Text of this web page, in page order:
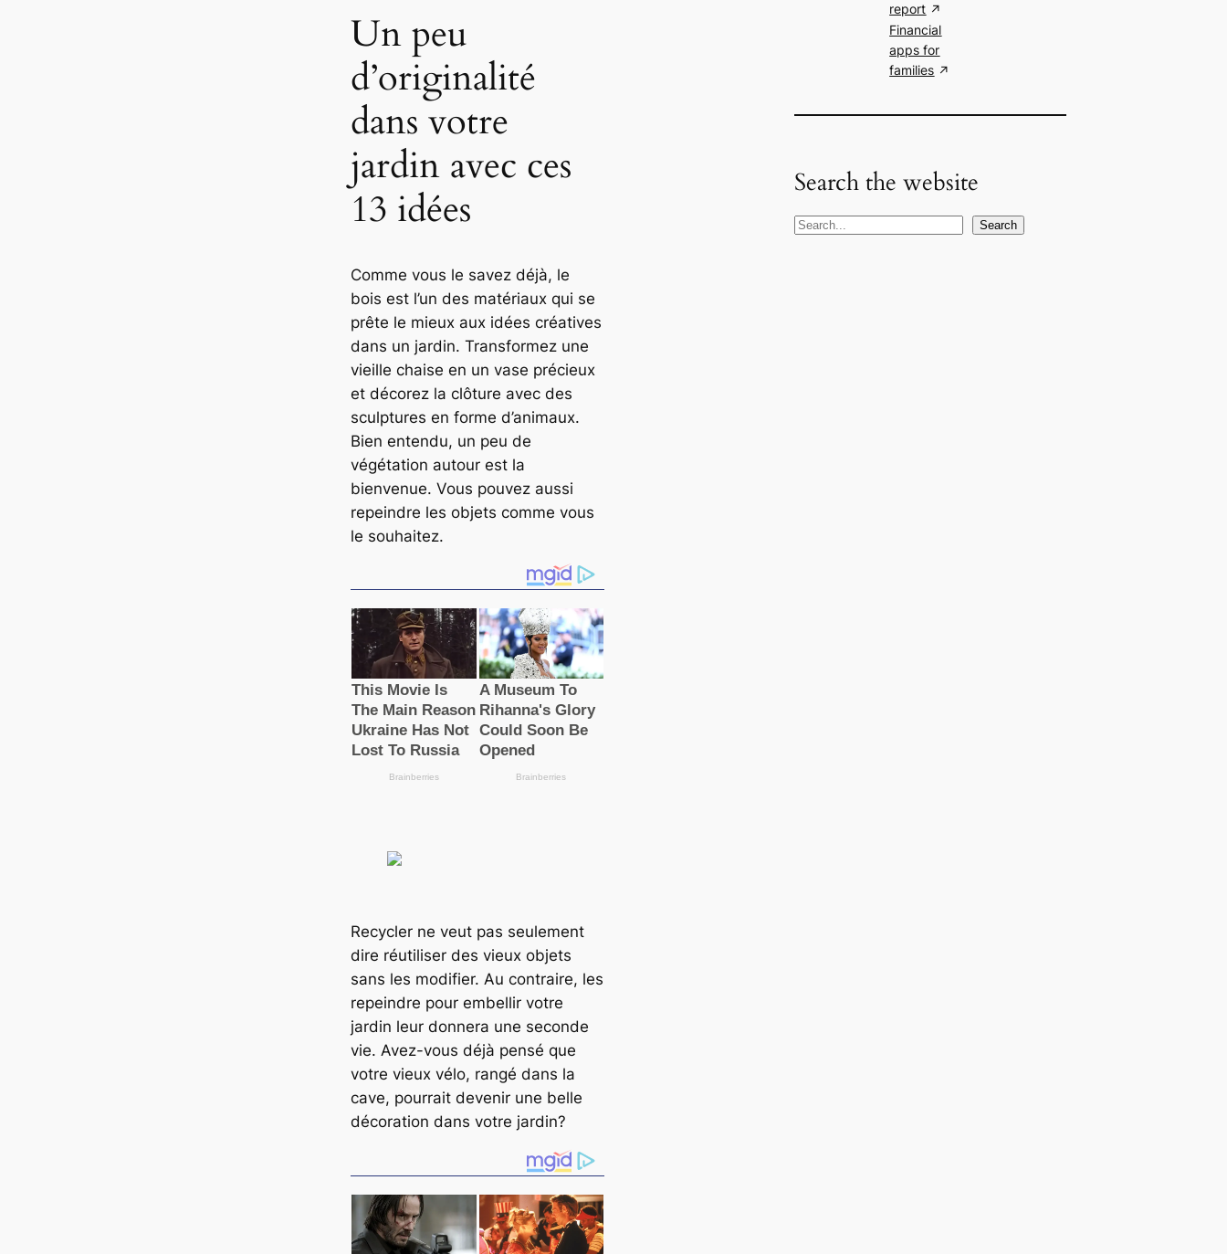
Un peu
d’originalité
dans votre
jardin avec ces
13 idées
Comme vous le savez déjà, le
bois est l’un des matériaux qui se
prête le mieux aux idées créatives
dans un jardin. Transformez une
vieille chaise en un vase précieux
et décorez la clôture avec des
sculptures en forme d’animaux.
Bien entendu, un peu de
végétation autour est la
bienvenue. Vous pouvez aussi
repeindre les objets comme vous
le souhaitez.
Recycler ne veut pas seulement
dire réutiliser des vieux objets
sans les modifier. Au contraire, les
repeindre pour embellir votre
jardin leur donnera une seconde
vie. Avez-vous déjà pensé que
votre vieux vélo, rangé dans la
cave, pourrait devenir une belle
décoration dans votre jardin?
report
Financial
apps for
families
Search the website
S
Search